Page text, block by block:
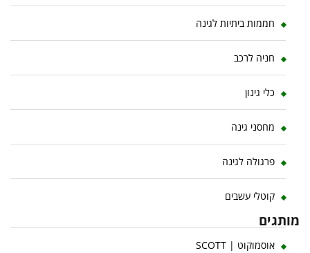
חממות ביתיות לגינה
חניה לרכב
כלי גינון
מחסני גינה
פרגולה לגינה
קוטלי עשבים
מותגים
אוסמוקוט | SCOTT